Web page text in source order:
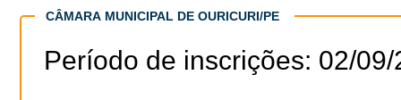
CÂMARA MUNICIPAL DE OURICURI/PE
Período de inscrições: 02/